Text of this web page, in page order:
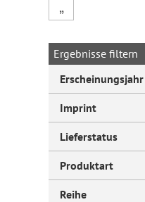
Forum Arbeitslehre
„
Ergebnisse filtern
Erscheinungsjahr
Imprint
Lieferstatus
Produktart
Reihe